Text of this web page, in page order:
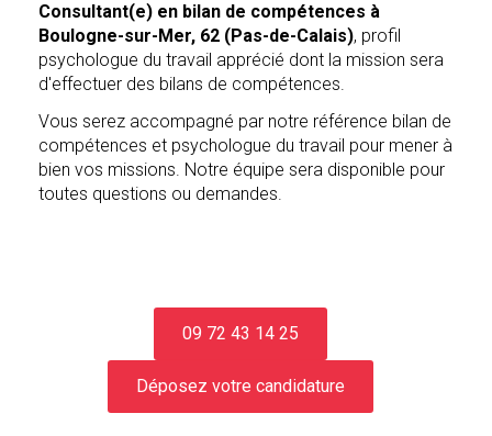
Consultant(e) en bilan de compétences à
Boulogne-sur-Mer, 62 (Pas-de-Calais), profil
psychologue du travail apprécié dont la mission sera
d'effectuer des bilans de compétences.
Vous serez accompagné par notre référence bilan de
compétences et psychologue du travail pour mener à
bien vos missions. Notre équipe sera disponible pour
toutes questions ou demandes.
09 72 43 14 25
Déposez votre candidature